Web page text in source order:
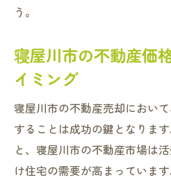
不動産売却で最適な価格
る
寝屋川市における価
競争相手を意識した
価格設定と売却スピ
う。
寝屋川市の不動産価
イミング
寝屋川市の不動産売却におい
することは成功の鍵となりま
と、寝屋川市の不動産市場は
け住宅の需要が高まっていま